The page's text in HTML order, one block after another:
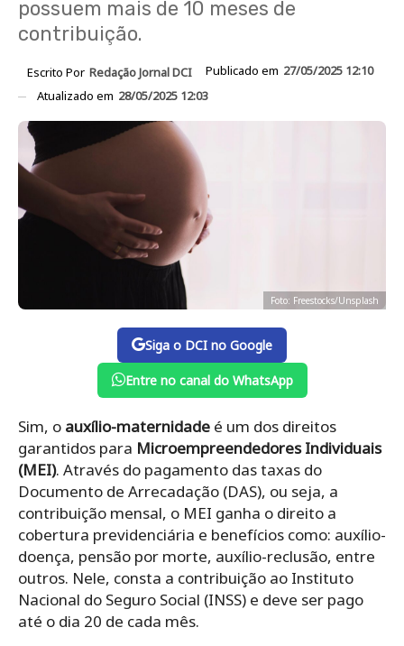
possuem mais de 10 meses de
contribuição.
Escrito Por Redação Jornal DCI Publicado em 27/05/2025 12:10
Atualizado em 28/05/2025 12:03
Foto: Freestocks/Unsplash
Siga o DCI no Google
Entre no canal do WhatsApp
Sim, o auxílio-maternidade é um dos direitos
garantidos para Microempreendedores Individuais
(MEI). Através do pagamento das taxas do
Documento de Arrecadação (DAS), ou seja, a
contribuição mensal, o MEI ganha o direito a
cobertura previdenciária e benefícios como: auxílio-
doença, pensão por morte, auxílio-reclusão, entre
outros. Nele, consta a contribuição ao Instituto
Nacional do Seguro Social (INSS) e deve ser pago
até o dia 20 de cada mês.